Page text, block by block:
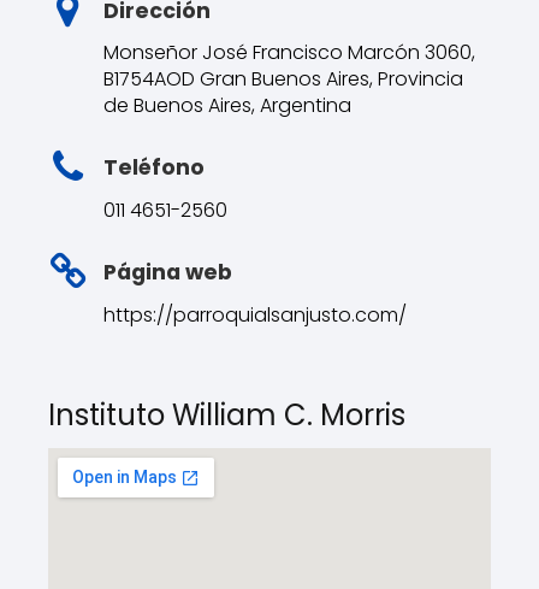
Dirección
Monseñor José Francisco Marcón 3060,
B1754AOD Gran Buenos Aires, Provincia
de Buenos Aires, Argentina
Teléfono
011 4651-2560
Página web
https://parroquialsanjusto.com/
Instituto William C. Morris